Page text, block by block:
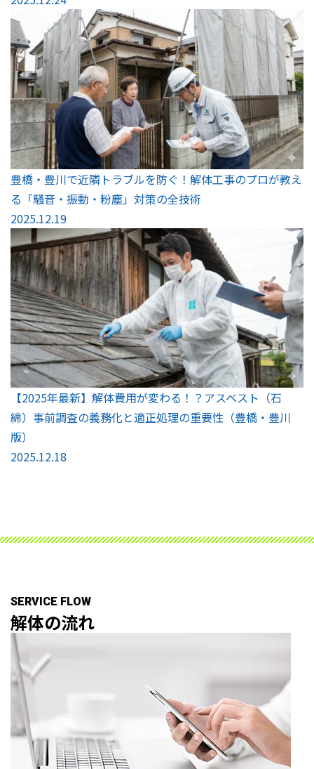
豊橋・豊川で近隣トラブルを防ぐ！解体工事のプロが教え
る「騒音・振動・粉塵」対策の全技術
2025.12.19
【2025年最新】解体費用が変わる！？アスベスト（石
綿）事前調査の義務化と適正処理の重要性（豊橋・豊川
版）
2025.12.18
SERVICE FLOW
解体の流れ